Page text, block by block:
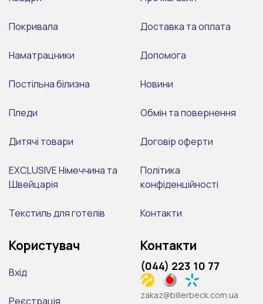
Покривала
Наматрацники
Постільна білизна
Пледи
Дитячі товари
EXCLUSIVE Німеччина та
Швейцарія
Текстиль для готелів
Доставка та оплата
Допомога
Новини
Обмін та повернення
Договір оферти
Політика
конфіденційності
Контакти
Користувач
Вхід
Реєстрація
Контакти
(044) 223 10 77
zakaz@billerbeck.com.ua